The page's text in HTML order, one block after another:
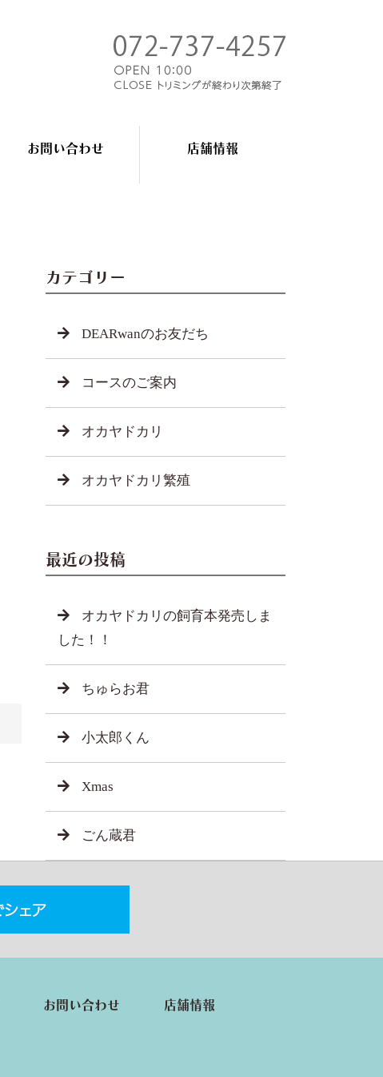
お問い合わせ 店舗情報
カテゴリー
DEARwanのお友だち
コースのご案内
オカヤドカリ
オカヤドカリ繁殖
最近の投稿
オカヤドカリの飼育本発売しま
した！！
ちゅらお君
小太郎くん
Xmas
ごん蔵君
お問い合わせ 店舗情報